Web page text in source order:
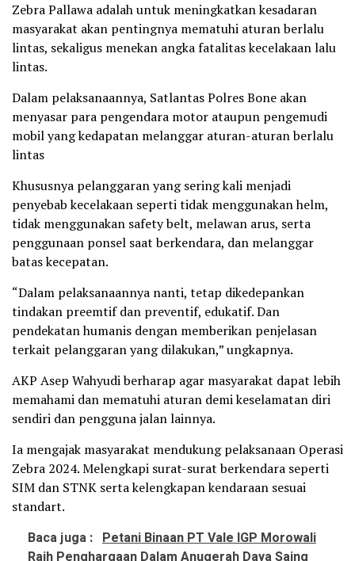
Zebra Pallawa adalah untuk meningkatkan kesadaran
masyarakat akan pentingnya mematuhi aturan berlalu
lintas, sekaligus menekan angka fatalitas kecelakaan lalu
lintas.
Dalam pelaksanaannya, Satlantas Polres Bone akan
menyasar para pengendara motor ataupun pengemudi
mobil yang kedapatan melanggar aturan-aturan berlalu
lintas
Khususnya pelanggaran yang sering kali menjadi
penyebab kecelakaan seperti tidak menggunakan helm,
tidak menggunakan safety belt, melawan arus, serta
penggunaan ponsel saat berkendara, dan melanggar
batas kecepatan.
“Dalam pelaksanaannya nanti, tetap dikedepankan
tindakan preemtif dan preventif, edukatif. Dan
pendekatan humanis dengan memberikan penjelasan
terkait pelanggaran yang dilakukan,” ungkapnya.
AKP Asep Wahyudi berharap agar masyarakat dapat lebih
memahami dan mematuhi aturan demi keselamatan diri
sendiri dan pengguna jalan lainnya.
Ia mengajak masyarakat mendukung pelaksanaan Operasi
Zebra 2024. Melengkapi surat-surat berkendara seperti
SIM dan STNK serta kelengkapan kendaraan sesuai
standart.
Baca juga : Petani Binaan PT Vale IGP Morowali
Raih Penghargaan Dalam Anugerah Daya Saing